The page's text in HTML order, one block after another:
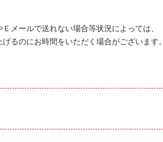
メールで送れない場合等状況によっては、
るのにお時間をいただく場合がございます。